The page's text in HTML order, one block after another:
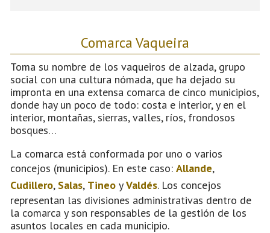
Comarca Vaqueira
Toma su nombre de los vaqueiros de alzada, grupo
social con una cultura nómada, que ha dejado su
impronta en una extensa comarca de cinco municipios,
donde hay un poco de todo: costa e interior, y en el
interior, montañas, sierras, valles, ríos, frondosos
bosques…
La comarca está conformada por uno o varios
concejos (municipios). En este caso: Allande,
Cudillero, Salas, Tineo yValdés. Los concejos
representan las divisiones administrativas dentro de
la comarca y son responsables de la gestión de los
asuntos locales en cada municipio.